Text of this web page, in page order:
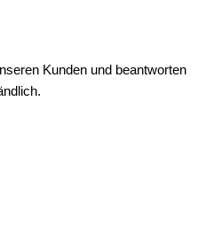
Kunden und beantworten